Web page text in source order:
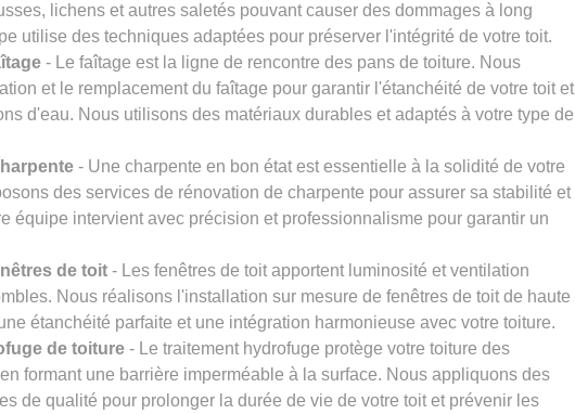
lichens et autres saletés pouvant causer des dommages à long
utilise des techniques adaptées pour préserver l'intégrité de votre toit.
- Le faîtage est la ligne de rencontre des pans de toiture. Nous
et le remplacement du faîtage pour garantir l'étanchéité de votre toit et
d'eau. Nous utilisons des matériaux durables et adaptés à votre type de
- Une charpente en bon état est essentielle à la solidité de votre
des services de rénovation de charpente pour assurer sa stabilité et
équipe intervient avec précision et professionnalisme pour garantir un
de toit - Les fenêtres de toit apportent luminosité et ventilation
Nous réalisons l'installation sur mesure de fenêtres de toit de haute
étanchéité parfaite et une intégration harmonieuse avec votre toiture.
de toiture - Le traitement hydrofuge protège votre toiture des
formant une barrière imperméable à la surface. Nous appliquons des
de qualité pour prolonger la durée de vie de votre toit et prévenir les